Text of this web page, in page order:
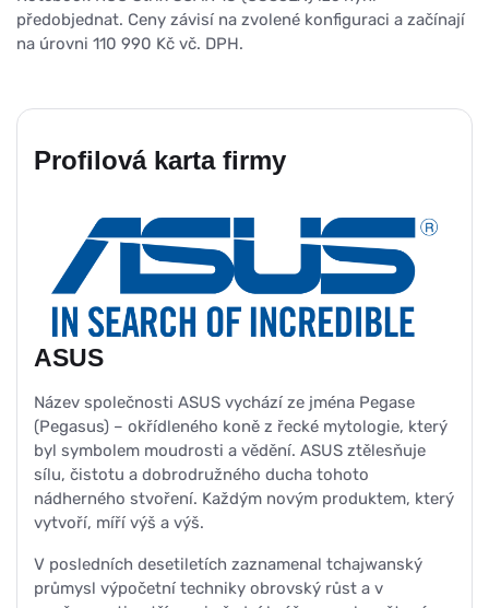
předobjednat. Ceny závisí na zvolené konfiguraci a začínají
na úrovni 110 990 Kč vč. DPH.
Profilová karta firmy
ASUS
Název společnosti ASUS vychází ze jména Pegase
(Pegasus) – okřídleného koně z řecké mytologie, který
byl symbolem moudrosti a vědění. ASUS ztělesňuje
sílu, čistotu a dobrodružného ducha tohoto
nádherného stvoření. Každým novým produktem, který
vytvoří, míří výš a výš.
V posledních desetiletích zaznamenal tchajwanský
průmysl výpočetní techniky obrovský růst a v